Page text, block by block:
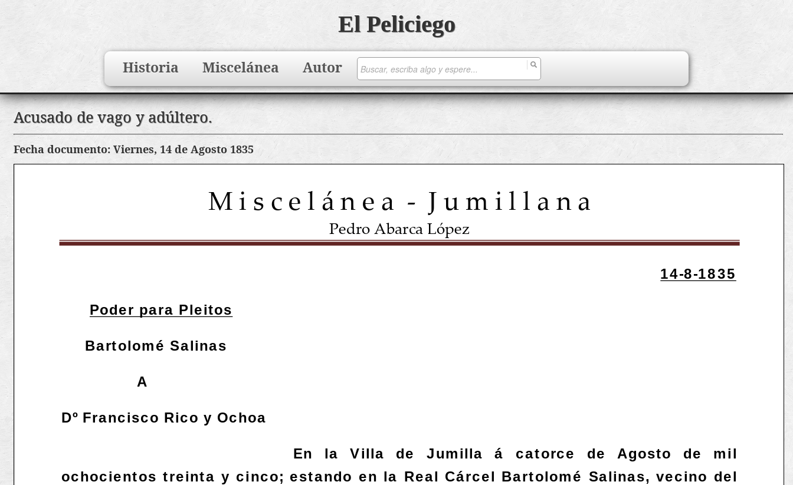
Saltar
contenido
El Peliciego
Historia Miscelánea Autor
Search
Acusado de vago y adúltero.
Fecha documento: Viernes, 14 de Agosto 1835